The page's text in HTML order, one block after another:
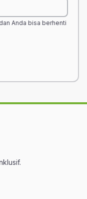
Anda bisa berhenti